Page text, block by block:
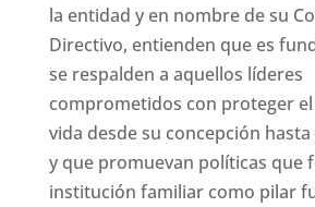
la entidad y en nombre de su
Directivo, entienden que es
se respalden a aquellos líderes
comprometidos con proteger
vida desde su concepción
y que promuevan políticas que
institución familiar como pilar